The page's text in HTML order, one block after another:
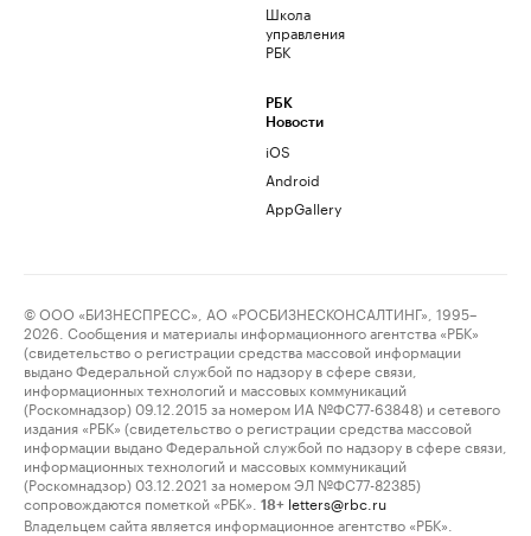
Школа
управления
РБК
РБК
Новости
iOS
Android
AppGallery
© ООО «БИЗНЕСПРЕСС», АО «РОСБИЗНЕСКОНСАЛТИНГ», 1995–
2026. Сообщения и материалы информационного агентства «РБК»
(свидетельство о регистрации средства массовой информации
выдано Федеральной службой по надзору в сфере связи,
информационных технологий и массовых коммуникаций
(Роскомнадзор) 09.12.2015 за номером ИА №ФС77-63848) и сетевого
издания «РБК» (свидетельство о регистрации средства массовой
информации выдано Федеральной службой по надзору в сфере связи,
информационных технологий и массовых коммуникаций
(Роскомнадзор) 03.12.2021 за номером ЭЛ №ФС77-82385)
сопровождаются пометкой «РБК».
18+ letters@rbc.ru
Владельцем сайта является информационное агентство «РБК».